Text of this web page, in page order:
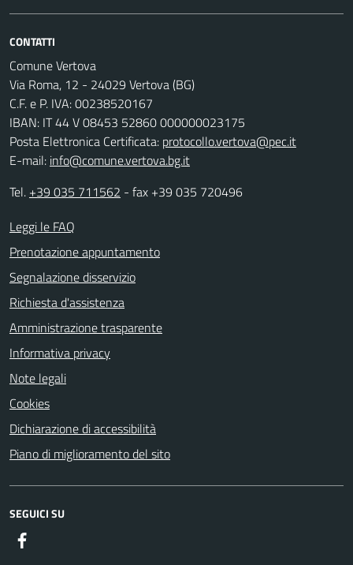
CONTATTI
Comune Vertova
Via Roma, 12 - 24029 Vertova (BG)
C.F. e P. IVA: 00238520167
IBAN: IT 44 V 08453 52860 000000023175
Posta Elettronica Certificata: protocollo.vertova@pec.it
E-mail: info@comune.vertova.bg.it
Tel. +39 035 711562 - fax +39 035 720496
Leggi le FAQ
Prenotazione appuntamento
Segnalazione disservizio
Richiesta d'assistenza
Amministrazione trasparente
Informativa privacy
Note legali
Cookies
Dichiarazione di accessibilità
Piano di miglioramento del sito
SEGUICI SU